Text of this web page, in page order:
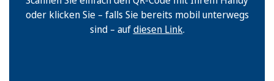
oder klicken Sie – falls Sie bereits mobil unterwegs
sind – aufdiesen Link.